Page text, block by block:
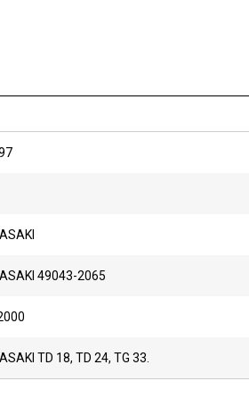
49043-2065
TD 18, TD 24, TG 33.